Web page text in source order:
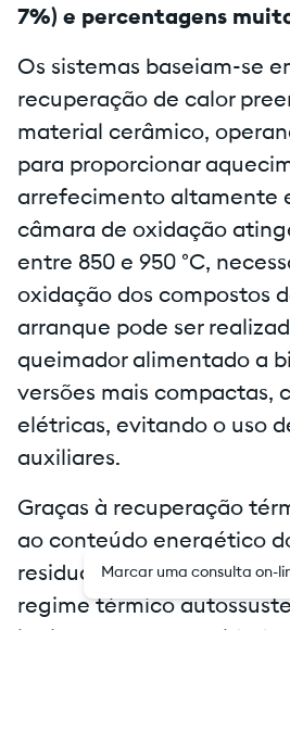
7%) e percentagens
Os sistemas baseiam-se
recuperação de calor
material cerâmico,
para proporcionar
arrefecimento altamente
câmara de oxidação
entre 850 e 950 °C,
oxidação dos compostos
arranque pode ser
queimador alimentado a
versões mais compactas,
elétricas, evitando o uso
auxiliares.
Graças à recuperação
ao conteúdo energético
residuais, o
regime térmico
Marcar uma consulta on-